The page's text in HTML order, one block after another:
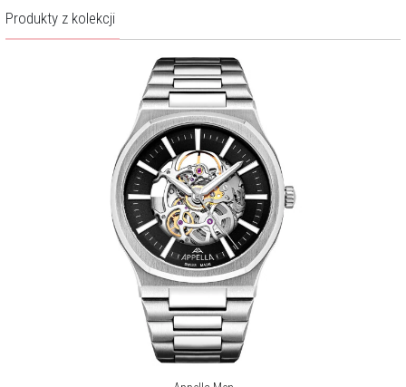
Produkty z kolekcji